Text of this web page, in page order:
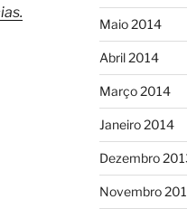
Maio 2014
Abril 2014
Março 2014
Janeiro 2014
Dezembro
Novembro